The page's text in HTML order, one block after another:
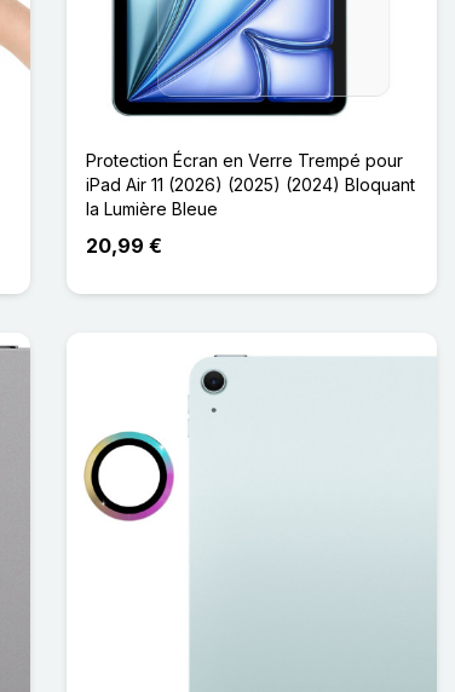
Protection Écran en Verre Trempé pour
iPad Air 11 (2026) (2025) (2024) Bloquant
la Lumière Bleue
20,99 €